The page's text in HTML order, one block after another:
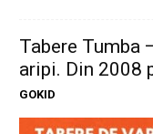
Tabere Tumba
aripi. Din 2008
GOKID